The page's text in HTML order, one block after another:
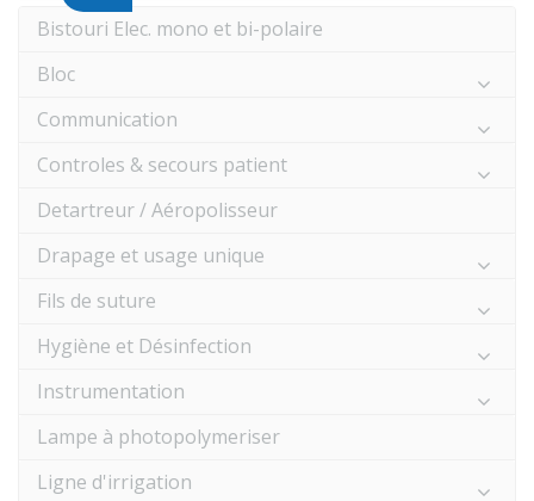
Bistouri Elec. mono et bi-polaire
Bloc
Communication
Controles & secours patient
Detartreur / Aéropolisseur
Drapage et usage unique
Fils de suture
Hygiène et Désinfection
Instrumentation
Lampe à photopolymeriser
Ligne d'irrigation
91
05